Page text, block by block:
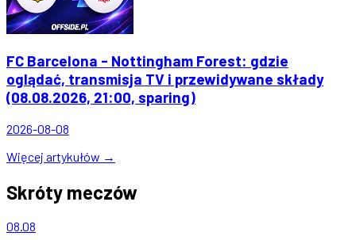
FC Barcelona - Nottingham Forest: gdzie
oglądać, transmisja TV i przewidywane składy
(08.08.2026, 21:00, sparing)
2026-08-08
Więcej artykułów →
Skróty meczów
08.08